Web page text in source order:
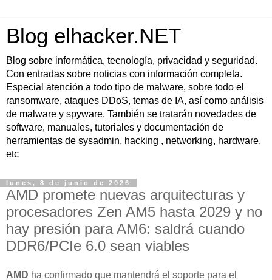
Blog elhacker.NET
Blog sobre informática, tecnología, privacidad y seguridad.
Con entradas sobre noticias con información completa.
Especial atención a todo tipo de malware, sobre todo el
ransomware, ataques DDoS, temas de IA, así como análisis
de malware y spyware. También se tratarán novedades de
software, manuales, tutoriales y documentación de
herramientas de sysadmin, hacking , networking, hardware,
etc
lunes, 8 de junio de 2026
AMD promete nuevas arquitecturas y
procesadores Zen AM5 hasta 2029 y no
hay presión para AM6: saldrá cuando
DDR6/PCIe 6.0 sean viables
AMD ha confirmado que mantendrá el soporte para el